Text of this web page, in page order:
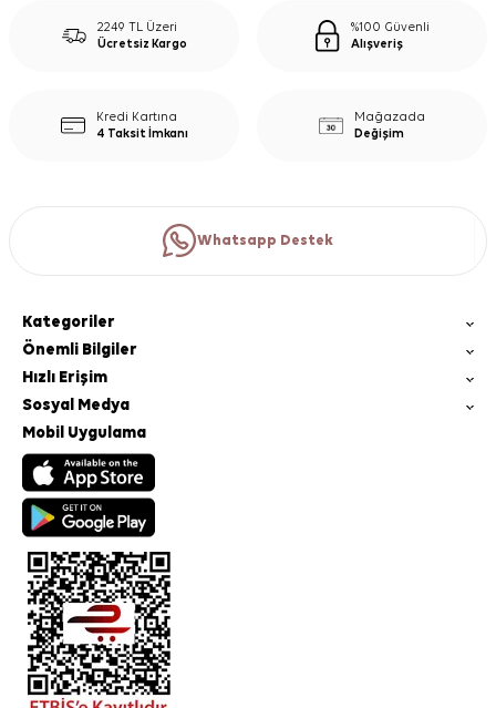
2249 TL Üzeri
Ücretsiz Kargo
%100 Güvenli
Alışveriş
Kredi Kartına
4 Taksit İmkanı
Mağazada
Değişim
Whatsapp Destek
Kategoriler
Önemli Bilgiler
Hızlı Erişim
Sosyal Medya
Mobil Uygulama